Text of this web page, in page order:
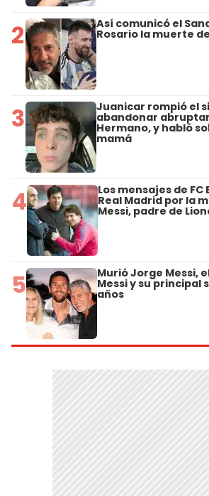
2 Así comunicó el
Rosario la muerte
3 Juanicar rompió el
abandonar
Hermano, y habló
mamá
4 Los mensajes de
Real Madrid por la
Messi, padre de
5 Murió Jorge Messi,
Messi y su principal
años